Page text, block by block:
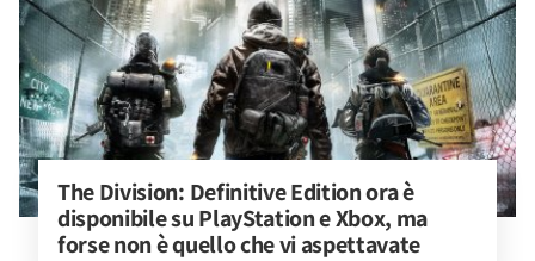
The Division: Definitive Edition ora è
disponibile su PlayStation e Xbox, ma
forse non è quello che vi aspettavate